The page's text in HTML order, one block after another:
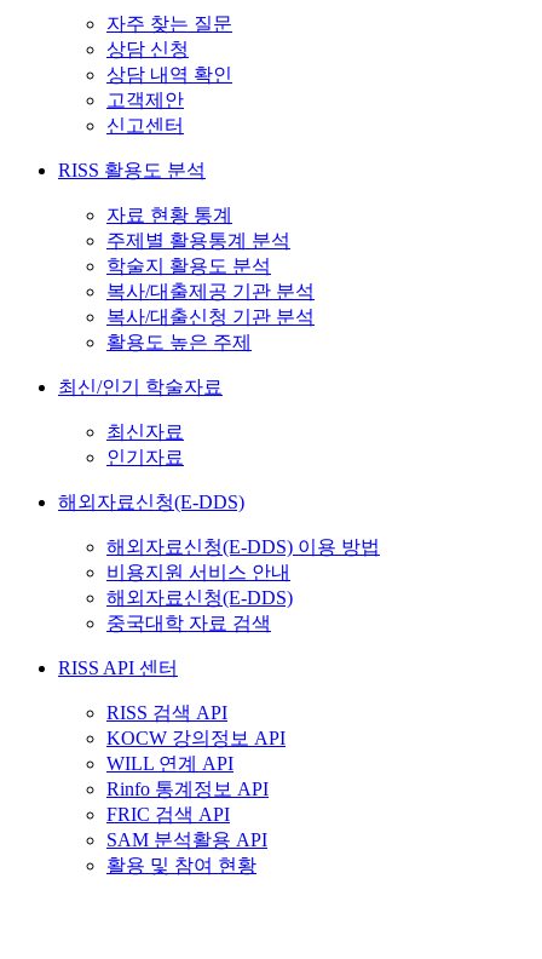
자주 찾는 질문
상담 신청
상담 내역 확인
고객제안
신고센터
RISS 활용도 분석
자료 현황 통계
주제별 활용통계 분석
학술지 활용도 분석
복사/대출제공 기관 분석
복사/대출신청 기관 분석
활용도 높은 주제
최신/인기 학술자료
최신자료
인기자료
해외자료신청(E-DDS)
해외자료신청(E-DDS) 이용 방법
비용지원 서비스 안내
해외자료신청(E-DDS)
중국대학 자료 검색
RISS API 센터
RISS 검색 API
KOCW 강의정보 API
WILL 연계 API
Rinfo 통계정보 API
FRIC 검색 API
SAM 분석활용 API
활용 및 참여 현황